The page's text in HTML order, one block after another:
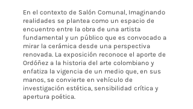
En el contexto de Salón Comunal, Imaginando
realidades se plantea como un espacio de
encuentro entre la obra de una artista
fundamental y un público que es convocado a
mirar la cerámica desde una perspectiva
renovada. La exposición reconoce el aporte de
Ordóñez a la historia del arte colombiano y
enfatiza la vigencia de un medio que, en sus
manos, se convierte en vehículo de
investigación estética, sensibilidad crítica y
apertura poética.